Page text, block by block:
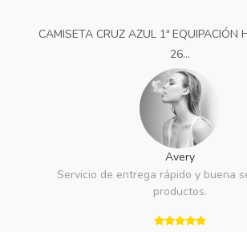
CAMISETA CRUZ AZUL 1ª EQUIPACIÓN
26...
Avery
Servicio de entrega rápido y buena
productos.